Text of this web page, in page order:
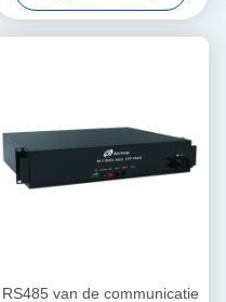
RS485 van de communicatie